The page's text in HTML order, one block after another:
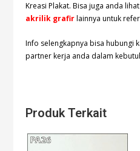
Kreasi Plakat. Bisa juga anda
akrilik grafirlainnya untuk
Info selengkapnya bisa hubungi
partner kerja anda dalam
Produk Terkait